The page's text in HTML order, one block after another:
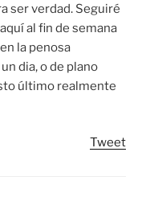
ser verdad. Seguiré
al fin de semana
la penosa
dia, o de plano
último realmente
Tweet